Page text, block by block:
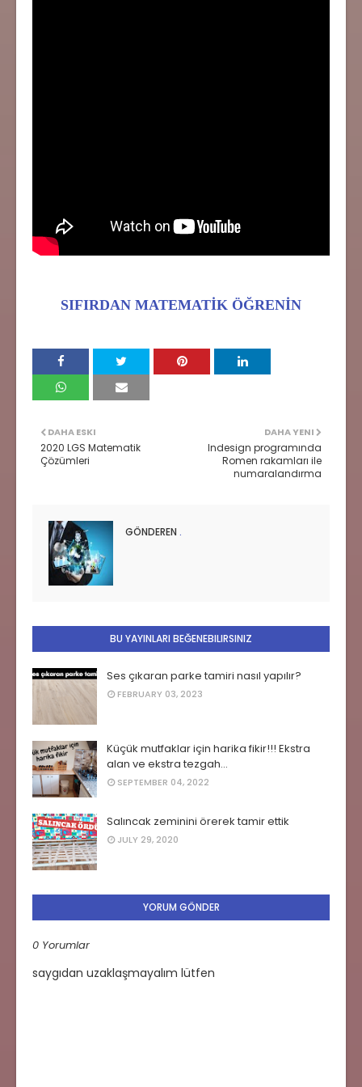
SIFIRDAN MATEMATİK ÖĞRENİN
DAHA YENI
Indesign programında
Romen rakamları ile
numaralandırma
DAHA ESKI
2020 LGS Matematik
Çözümleri
GÖNDEREN .
BU YAYINLARI BEĞENEBILIRSINIZ
Ses çıkaran parke tamiri nasıl yapılır?
FEBRUARY 03, 2023
Küçük mutfaklar için harika fikir!!! Ekstra
alan ve ekstra tezgah...
SEPTEMBER 04, 2022
Salıncak zeminini örerek tamir ettik
JULY 29, 2020
YORUM GÖNDER
0 Yorumlar
saygıdan uzaklaşmayalım lütfen